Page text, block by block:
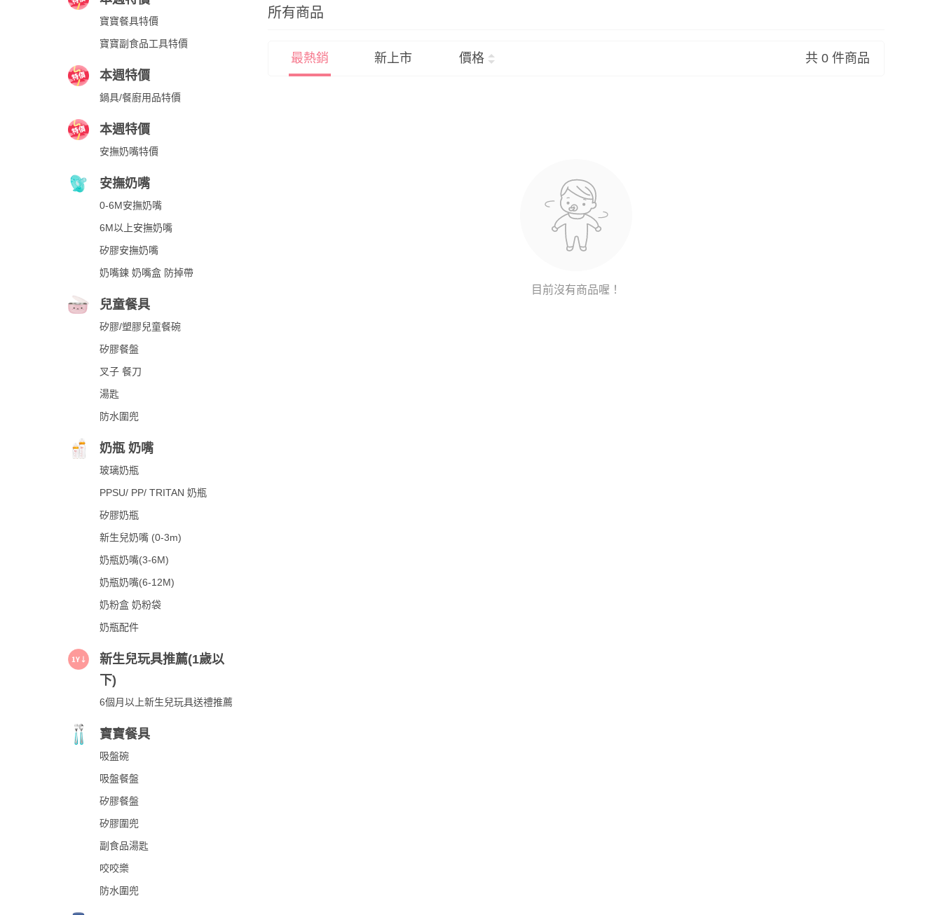
寶寶餐具特價
寶寶副食品工具特價
本週特價
鍋具/餐廚用品特價
本週特價
安撫奶嘴特價
安撫奶嘴
0-6M安撫奶嘴
6M以上安撫奶嘴
矽膠安撫奶嘴
奶嘴鍊 奶嘴盒 防掉帶
兒童餐具
矽膠/塑膠兒童餐碗
矽膠餐盤
叉子 餐刀
湯匙
防水圍兜
奶瓶 奶嘴
玻璃奶瓶
PPSU/ PP/ TRITAN 奶瓶
矽膠奶瓶
新生兒奶嘴 (0-3m)
奶瓶奶嘴(3-6M)
奶瓶奶嘴(6-12M)
奶粉盒 奶粉袋
奶瓶配件
新生兒玩具推薦(1歲以
下)
6個月以上新生兒玩具送禮推薦
寶寶餐具
吸盤碗
吸盤餐盤
矽膠餐盤
矽膠圍兜
副食品湯匙
咬咬樂
防水圍兜
所有商品
最熱銷 新上市 價格 共 0 件商品
目前沒有商品喔！